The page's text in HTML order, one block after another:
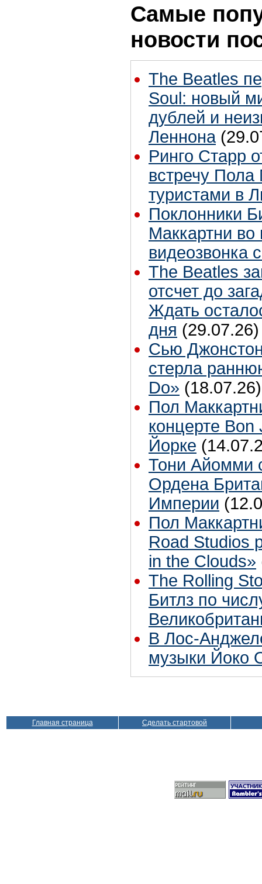
Самые
новости
The Beatles
Soul: новый
дублей и
Леннона
Ринго Старр
встречу Пола
туристами в
Поклонники
Маккартни во
видеозвонка
The Beatles
отсчет до
Ждать
дня (29.07.26)
Сью
стерла
Do» (18.07.26)
Пол
концерте
Йорке
Тони Айомми
Ордена
Империи
Пол
Road Studios
in the Clouds»
The Rolling
Битлз по
В Лос-
музыки Йоко
Главная страница Сделать стартовой